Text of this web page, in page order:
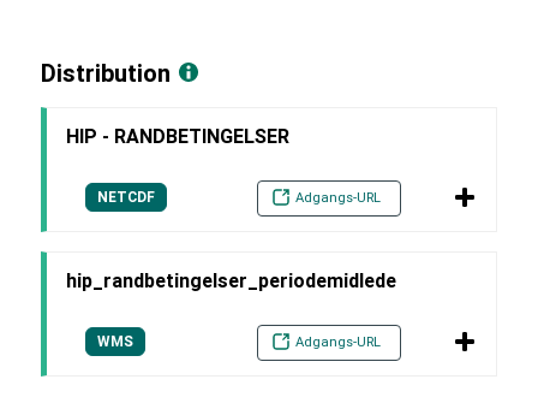
Distribution
HIP - RANDBETINGELSER
NETCDF Adgangs-URL
hip_randbetingelser_periodemidlede
WMS Adgangs-URL